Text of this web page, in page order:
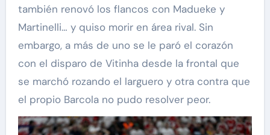
también renovó los flancos con Madueke y
Martinelli… y quiso morir en área rival. Sin
embargo, a más de uno se le paró el corazón
con el disparo de Vitinha desde la frontal que
se marchó rozando el larguero y otra contra que
el propio Barcola no pudo resolver peor.